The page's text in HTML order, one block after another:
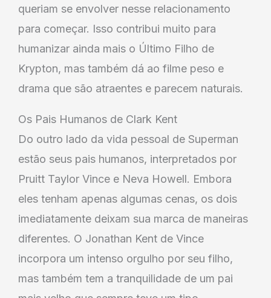
queriam se envolver nesse relacionamento
para começar. Isso contribui muito para
humanizar ainda mais o Último Filho de
Krypton, mas também dá ao filme peso e
drama que são atraentes e parecem naturais.
Os Pais Humanos de Clark Kent
Do outro lado da vida pessoal de Superman
estão seus pais humanos, interpretados por
Pruitt Taylor Vince e Neva Howell. Embora
eles tenham apenas algumas cenas, os dois
imediatamente deixam sua marca de maneiras
diferentes. O Jonathan Kent de Vince
incorpora um intenso orgulho por seu filho,
mas também tem a tranquilidade de um pai